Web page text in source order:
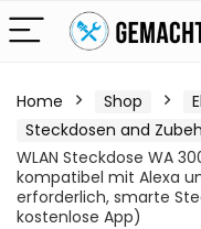
Home Shop
Steckdosen and
WLAN Steckdose WA
kompatibel mit Alexa
erforderlich, smarte
kostenlose App)